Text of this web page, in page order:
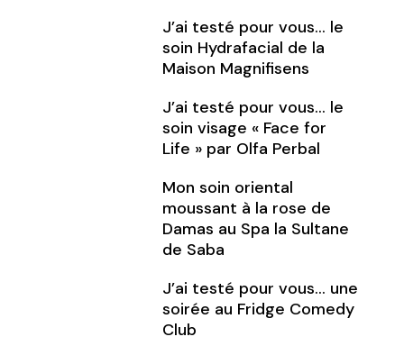
J’ai testé pour vous… le
soin Hydrafacial de la
Maison Magnifisens
J’ai testé pour vous… le
soin visage « Face for
Life » par Olfa Perbal
Mon soin oriental
moussant à la rose de
Damas au Spa la Sultane
de Saba
J’ai testé pour vous… une
soirée au Fridge Comedy
Club